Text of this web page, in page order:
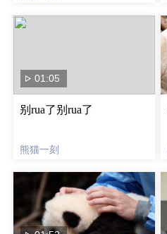
01:05
别rua了别rua了
熊猫一刻